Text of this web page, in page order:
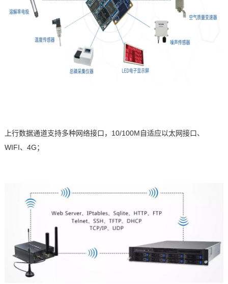
上行数据通道支持多种网络接口， 10/100M自适应以太网接口、
WIFI、 4G；